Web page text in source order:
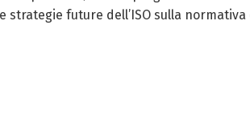
future dell’ISO sulla normativa